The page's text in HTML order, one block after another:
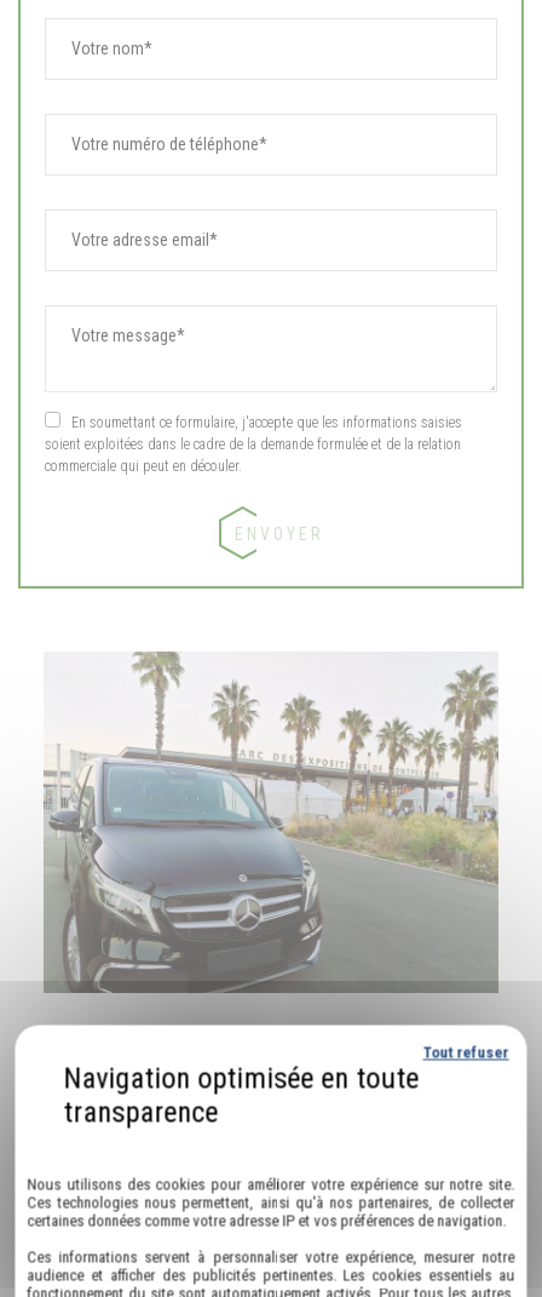
En soumettant ce formulaire, j'accepte que les informations saisies
soient exploitées dans le cadre de la demande formulée et de la relation
commerciale qui peut en découler.
Nos autres prestations à Saint-Jean-de-
Védas :
transfert aéroport Saint-Jean-de-Védas
chauffeur pour grand groupe Saint-Jean-de-Védas
Nous utilisons des cookies pour améliorer votre expérience sur notre site.
Ces technologies nous permettent, ainsi qu'à nos partenaires, de collecter
certaines données comme votre adresse IP et vos préférences de navigation.
Ces informations servent à personnaliser votre expérience, mesurer notre
audience et afficher des publicités pertinentes. Les cookies essentiels au
fonctionnement du site sont automatiquement activés. Pour tous les autres,
Tout refuser